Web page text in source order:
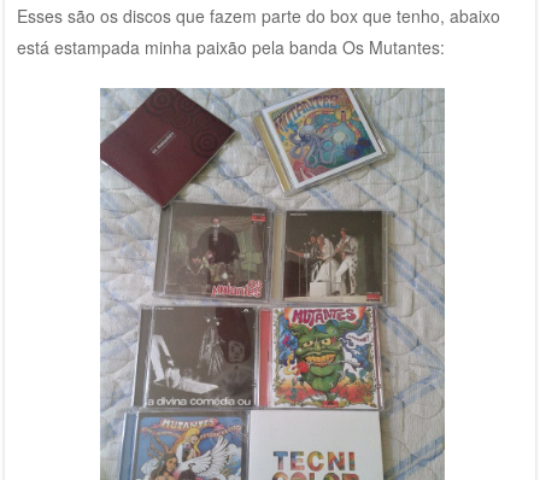
Esses são os discos que fazem parte do box que tenho, abaixo
está estampada minha paixão pela banda Os Mutantes: